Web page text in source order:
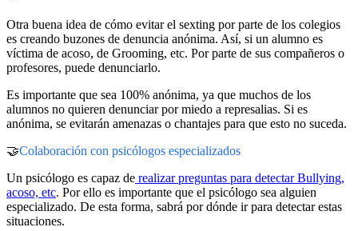
Otra buena idea de cómo evitar el sexting por parte de los colegios
es creando buzones de denuncia anónima. Así, si un alumno es
víctima de acoso, de Grooming, etc. Por parte de sus compañeros o
profesores, puede denunciarlo.
Es importante que sea 100% anónima, ya que muchos de los
alumnos no quieren denunciar por miedo a represalias. Si es
anónima, se evitarán amenazas o chantajes para que esto no suceda.
🤝Colaboración con psicólogos especializados
Un psicólogo es capaz de realizar preguntas para detectar Bullying,
acoso, etc. Por ello es importante que el psicólogo sea alguien
especializado. De esta forma, sabrá por dónde ir para detectar estas
situaciones.